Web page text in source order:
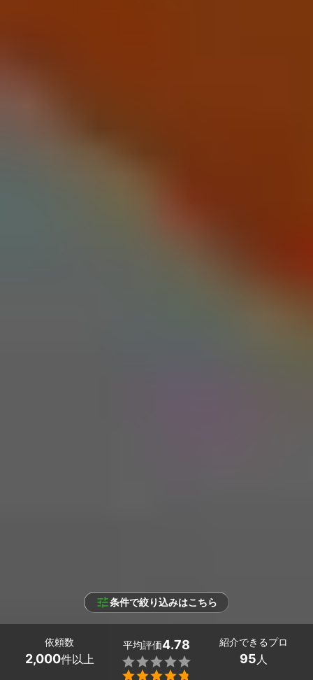
条件で絞り込みはこちら
依頼数
2,000件以上
平均評価4.78


紹介できるプロ
95人